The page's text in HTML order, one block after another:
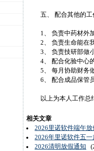
五、 配合其他的工
1、 负责中药材外加
2、 负责生命能在我
3、 负责技研部做小
4、 配合化验中心
5、 每月协助财务
6、 配合成品保管员
以上为本人工作总
相关文章
2026里诺软件端午
2026年里诺软件五
2026清明放假通知